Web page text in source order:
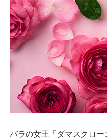
バラの女王「ダマスクロー